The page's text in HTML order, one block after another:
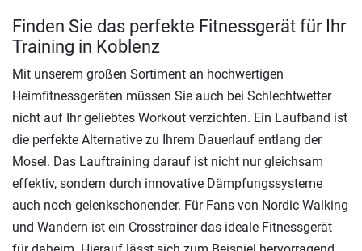
Finden Sie das perfekte Fitnessgerät für Ihr
Training in Koblenz
Mit unserem großen Sortiment an hochwertigen
Heimfitnessgeräten müssen Sie auch bei Schlechtwetter
nicht auf Ihr geliebtes Workout verzichten. Ein Laufband ist
die perfekte Alternative zu Ihrem Dauerlauf entlang der
Mosel. Das Lauftraining darauf ist nicht nur gleichsam
effektiv, sondern durch innovative Dämpfungssysteme
auch noch gelenkschonender. Für Fans von Nordic Walking
und Wandern ist ein Crosstrainer das ideale Fitnessgerät